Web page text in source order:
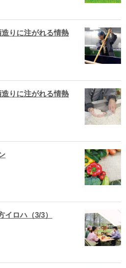
りに注がれる情熱
りに注がれる情熱
ロハ（3/3）